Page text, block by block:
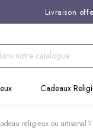
Livraison
Support
Commandez
Cadeaux
religieux ou artisanal ?